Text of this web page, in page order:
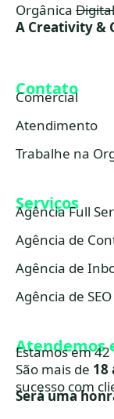
Orgânica Digital
A Creativity &
Contato
Comercial
Atendimento
Trabalhe na
Serviços
Agência Full
Agência de
Agência de
Agência de SEO
Atendemos
Estamos em 42
São mais de 18
sucesso com
Será uma